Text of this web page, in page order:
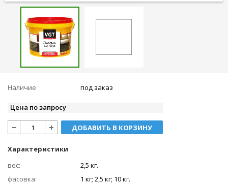
Наличие под заказ
Цена по запросу
ДОБАВИТЬ В КОРЗИНУ
Характеристики
вес:
2,5 кг.
фасовка:
1 кг; 2,5 кг; 10 кг.